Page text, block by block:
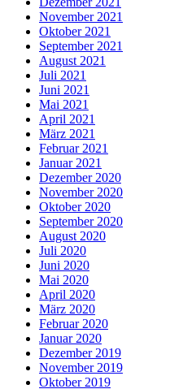
November 2021
Oktober 2021
September 2021
August 2021
Juli 2021
Juni 2021
Mai 2021
April 2021
März 2021
Februar 2021
Januar 2021
Dezember 2020
November 2020
Oktober 2020
September 2020
August 2020
Juli 2020
Juni 2020
Mai 2020
April 2020
März 2020
Februar 2020
Januar 2020
Dezember 2019
November 2019
Oktober 2019